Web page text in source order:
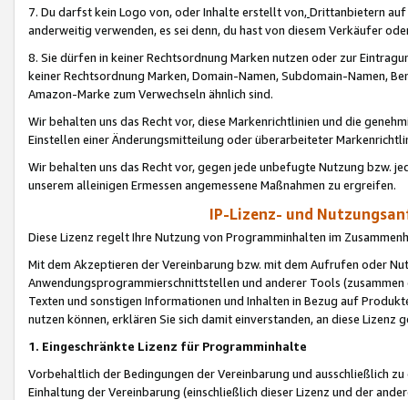
7. Du darfst kein Logo von, oder Inhalte erstellt von,Drittanbietern auf
anderweitig verwenden, es sei denn, du hast von diesem Verkäufer
8. Sie dürfen in keiner Rechtsordnung Marken nutzen oder zur
keiner Rechtsordnung Marken, Domain-Namen, Subdomain-Namen,
Amazon-Marke zum Verwechseln ähnlich sind.
Wir behalten uns das Recht vor, diese Markenrichtlinien und die
Einstellen einer Änderungsmitteilung oder überarbeiteter
Wir behalten uns das Recht vor, gegen jede unbefugte Nutzung bzw.
unserem alleinigen Ermessen angemessene Maßnahmen zu ergreifen.
IP-Lizenz- und
Diese Lizenz regelt Ihre Nutzung von Programminhalten im
Mit dem Akzeptieren der Vereinbarung bzw. mit dem Aufrufen oder
Anwendungsprogrammierschnittstellen und anderer Tools (zusammen
Texten und sonstigen Informationen und Inhalten in Bezug auf
nutzen können, erklären Sie sich damit einverstanden, an diese Lizenz
1. Eingeschränkte Lizenz für Programminhalte
Vorbehaltlich der Bedingungen der Vereinbarung und ausschließlich
Einhaltung der Vereinbarung (einschließlich dieser Lizenz und der